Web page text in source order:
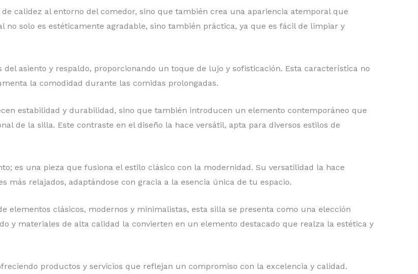
calidez al entorno del comedor, sino que también crea una apariencia atemporal que
solo es estéticamente agradable, sino también práctica, ya que es fácil de limpiar y
asiento y respaldo, proporcionando un toque de lujo y sofisticación. Esta característica no
la comodidad durante las comidas prolongadas.
estabilidad y durabilidad, sino que también introducen un elemento contemporáneo que
de la silla. Este contraste en el diseño la hace versátil, apta para diversos estilos de
es una pieza que fusiona el estilo clásico con la modernidad. Su versatilidad la hace
más relajados, adaptándose con gracia a la esencia única de tu espacio.
elementos clásicos, modernos y minimalistas, esta silla se presenta como una elección
y materiales de alta calidad la convierten en un elemento destacado que realza la estética y
productos y servicios que reflejan un compromiso con la excelencia y calidad.